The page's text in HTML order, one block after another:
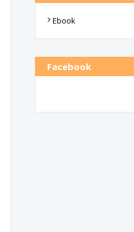
Ebook
Facebook